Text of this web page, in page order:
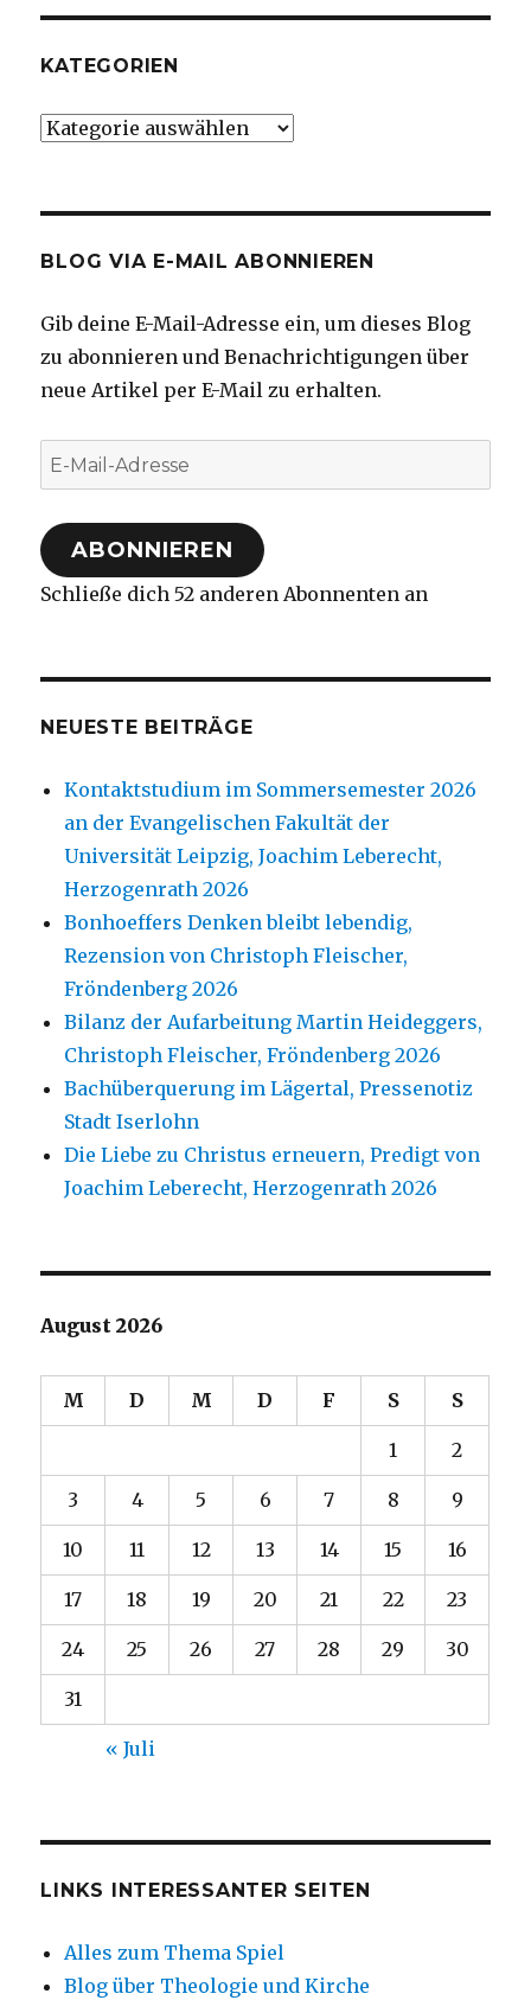
KATEGORIEN
Kategorien
BLOG VIA E-MAIL ABONNIEREN
Gib deine E-Mail-Adresse ein, um dieses Blog
zu abonnieren und Benachrichtigungen über
neue Artikel per E-Mail zu erhalten.
E-
Mail-
Adresse
ABONNIEREN
Schließe dich 52 anderen Abonnenten an
NEUESTE BEITRÄGE
Kontaktstudium im Sommersemester 2026
an der Evangelischen Fakultät der
Universität Leipzig, Joachim Leberecht,
Herzogenrath 2026
Bonhoeffers Denken bleibt lebendig,
Rezension von Christoph Fleischer,
Fröndenberg 2026
Bilanz der Aufarbeitung Martin Heideggers,
Christoph Fleischer, Fröndenberg 2026
Bachüberquerung im Lägertal, Pressenotiz
Stadt Iserlohn
Die Liebe zu Christus erneuern, Predigt von
Joachim Leberecht, Herzogenrath 2026
August 2026
M D M D F S S
1 2
3 4 5 6 7 8 9
10 11 12 13 14 15 16
17 18 19 20 21 22 23
24 25 26 27 28 29 30
31
« Juli
LINKS INTERESSANTER SEITEN
Alles zum Thema Spiel
Blog über Theologie und Kirche